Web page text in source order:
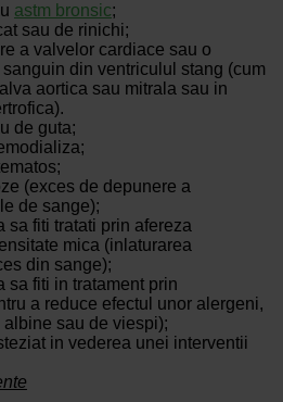
astm bronsic;
sau de rinichi;
a valvelor cardiace sau o
din ventriculul stang (cum
aortica sau mitrala sau in
de guta;
(exces de depunere a
de sange);
sa fiti tratati prin afereza
mica (inlaturarea
din sange);
sa fiti in tratament prin
a reduce efectul unor alergeni,
sau de viespi);
in vederea unei interventii